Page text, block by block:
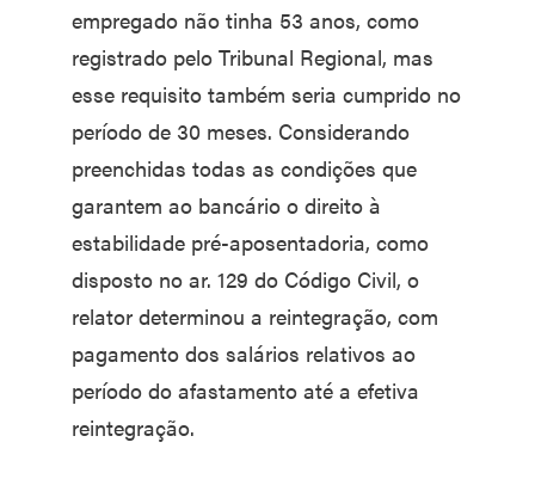
empregado não tinha 53 anos, como
registrado pelo Tribunal Regional, mas
esse requisito também seria cumprido no
período de 30 meses. Considerando
preenchidas todas as condições que
garantem ao bancário o direito à
estabilidade pré-aposentadoria, como
disposto no ar. 129 do Código Civil, o
relator determinou a reintegração, com
pagamento dos salários relativos ao
período do afastamento até a efetiva
reintegração.